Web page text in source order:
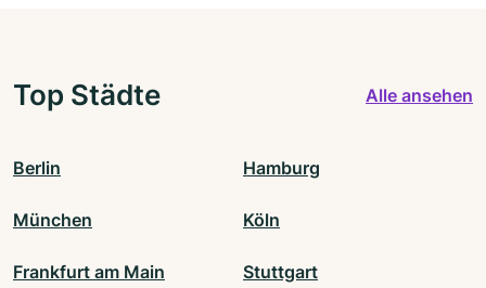
Top Städte Alle ansehen
Berlin Hamburg
München Köln
Frankfurt am Main Stuttgart